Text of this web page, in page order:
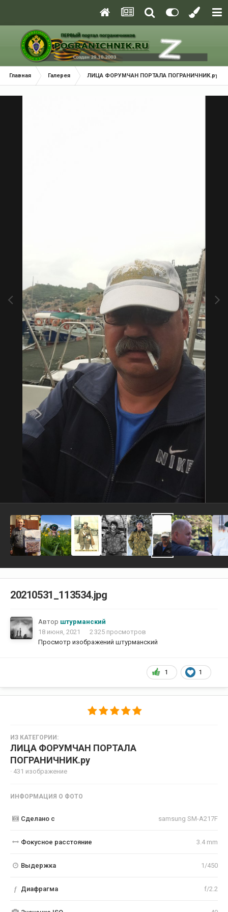
Главная Галерея ЛИЦА ФОРУМЧАН ПОРТАЛА ПОГРАНИЧНИК.ру
20210531_113534.jpg
Автор штурманский
18 июня, 2021
2 325 просмотров
Просмотр изображений штурманский
1 1
ИЗ КАТЕГОРИИ:
ЛИЦА ФОРУМЧАН ПОРТАЛА
ПОГРАНИЧНИК.ру
· 431 изображение
ИНФОРМАЦИЯ О ФОТО
Сделано с samsung SM-A217F
Фокусное расстояние 3.4 mm
Выдержка 1/450
f Диафрагма f/2.2